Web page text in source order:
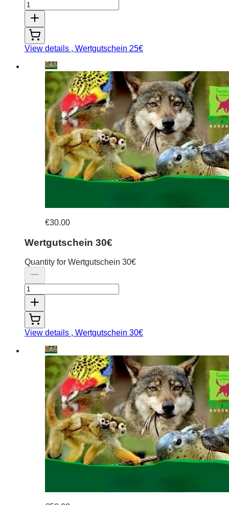
View details , Wertgutschein 25€
€30.00
Wertgutschein 30€
Quantity for Wertgutschein 30€
View details , Wertgutschein 30€